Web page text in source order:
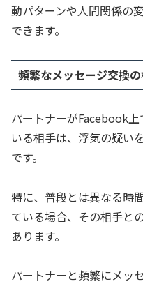
動パターンや人間関係の
できます。
頻繁なメッセージ交換
パートナーがFacebook
いる相手は、浮気の疑い
です。
特に、普段とは異なる時
ている場合、その相手と
あります。
パートナーと頻繁にメッ